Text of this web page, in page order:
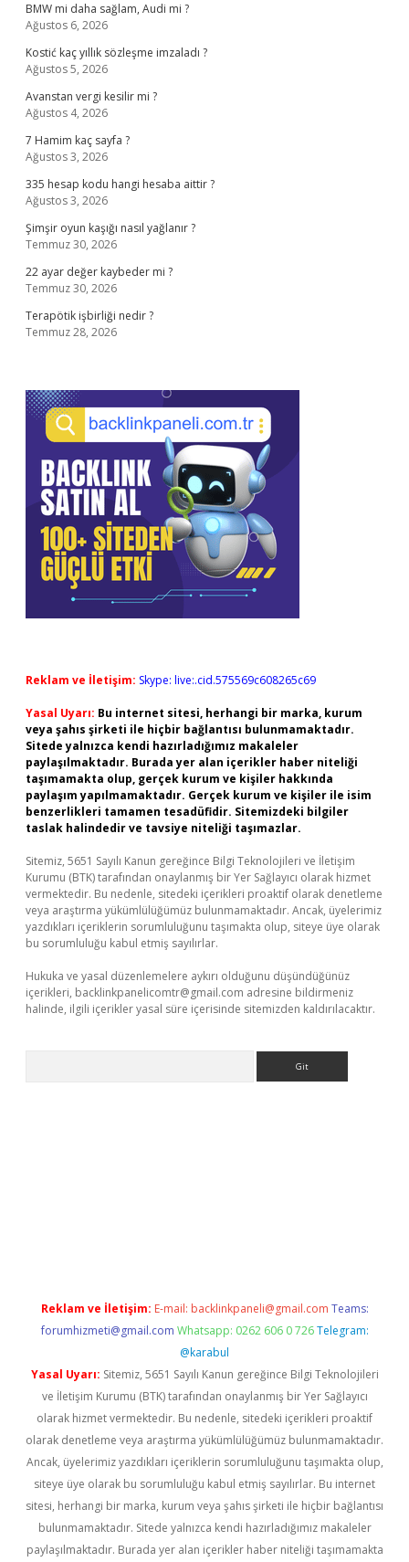
BMW mi daha sağlam, Audi mi ?
Ağustos 6, 2026
Kostić kaç yıllık sözleşme imzaladı ?
Ağustos 5, 2026
Avanstan vergi kesilir mi ?
Ağustos 4, 2026
7 Hamim kaç sayfa ?
Ağustos 3, 2026
335 hesap kodu hangi hesaba aittir ?
Ağustos 3, 2026
Şimşir oyun kaşığı nasıl yağlanır ?
Temmuz 30, 2026
22 ayar değer kaybeder mi ?
Temmuz 30, 2026
Terapötik işbirliği nedir ?
Temmuz 28, 2026
Reklam ve İletişim: Skype: live:.cid.575569c608265c69
Yasal Uyarı: Bu internet sitesi, herhangi bir marka, kurum
veya şahıs şirketi ile hiçbir bağlantısı bulunmamaktadır.
Sitede yalnızca kendi hazırladığımız makaleler
paylaşılmaktadır. Burada yer alan içerikler haber niteliği
taşımamakta olup, gerçek kurum ve kişiler hakkında
paylaşım yapılmamaktadır. Gerçek kurum ve kişiler ile isim
benzerlikleri tamamen tesadüfidir. Sitemizdeki bilgiler
taslak halindedir ve tavsiye niteliği taşımazlar.
Sitemiz, 5651 Sayılı Kanun gereğince Bilgi Teknolojileri ve İletişim
Kurumu (BTK) tarafından onaylanmış bir Yer Sağlayıcı olarak hizmet
vermektedir. Bu nedenle, sitedeki içerikleri proaktif olarak denetleme
veya araştırma yükümlülüğümüz bulunmamaktadır. Ancak, üyelerimiz
yazdıkları içeriklerin sorumluluğunu taşımakta olup, siteye üye olarak
bu sorumluluğu kabul etmiş sayılırlar.
Hukuka ve yasal düzenlemelere aykırı olduğunu düşündüğünüz
içerikleri, backlinkpanelicomtr@gmail.com adresine bildirmeniz
halinde, ilgili içerikler yasal süre içerisinde sitemizden kaldırılacaktır.
Reklam ve İletişim: E-mail: backlinkpaneli@gmail.com Teams:
forumhizmeti@gmail.com Whatsapp: 0262 606 0 726 Telegram:
@karabul
Yasal Uyarı: Sitemiz, 5651 Sayılı Kanun gereğince Bilgi Teknolojileri
ve İletişim Kurumu (BTK) tarafından onaylanmış bir Yer Sağlayıcı
olarak hizmet vermektedir. Bu nedenle, sitedeki içerikleri proaktif
olarak denetleme veya araştırma yükümlülüğümüz bulunmamaktadır.
Ancak, üyelerimiz yazdıkları içeriklerin sorumluluğunu taşımakta olup,
siteye üye olarak bu sorumluluğu kabul etmiş sayılırlar. Bu internet
sitesi, herhangi bir marka, kurum veya şahıs şirketi ile hiçbir bağlantısı
bulunmamaktadır. Sitede yalnızca kendi hazırladığımız makaleler
paylaşılmaktadır. Burada yer alan içerikler haber niteliği taşımamakta